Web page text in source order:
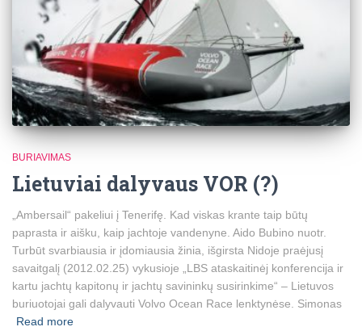
BURIAVIMAS
Lietuviai dalyvaus VOR (?)
„Ambersail“ pakeliui į Tenerifę. Kad viskas krante taip būtų
paprasta ir aišku, kaip jachtoje vandenyne. Aido Bubino nuotr.
Turbūt svarbiausia ir įdomiausia žinia, išgirsta Nidoje praėjusį
savaitgalį (2012.02.25) vykusioje „LBS ataskaitinėj konferencija ir
kartu jachtų kapitonų ir jachtų savininkų susirinkime“ – Lietuvos
buriuotojai gali dalyvauti Volvo Ocean Race lenktynėse. Simonas
Read more